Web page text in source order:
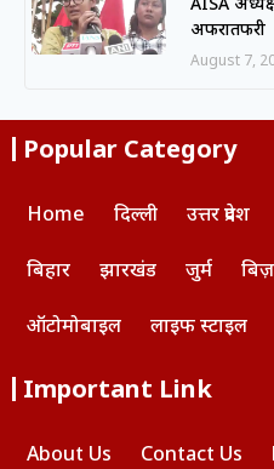
अफरातफरी
August 7,
Popular Category
Home दिल्ली उत्तर प्रदेश
बिहार झारखंड जुर्म
ऑटोमोबाइल लाइफ स्टाइल
Important Link
About Us Contact Us